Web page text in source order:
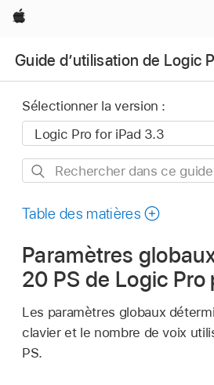
Apple
Guide d’utilisation de Logic
Sélectionner la version :
Rechercher
ce
Table des matières
Paramètres
20 PS de Logic Pro
Les paramètres globaux
clavier et le nombre de voix
PS.